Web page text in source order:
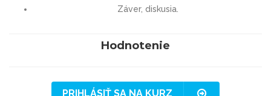
Záver, diskusia.
Hodnotenie
PRIHLÁSIŤ SA NA KURZ